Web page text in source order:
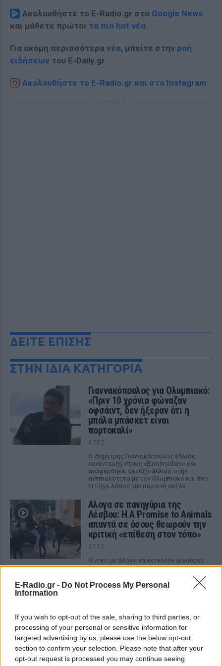
E-Radio.gr - Do Not Process My Personal
Information
If you wish to opt-out of the sale, sharing to third parties, or
processing of your personal or sensitive information for
targeted advertising by us, please use the below opt-out
section to confirm your selection. Please note that after your
opt-out request is processed you may continue seeing
Ακολουθήστε το E-Radio.gr στο Google News
και μάθετε πρώτοι τα πιο hot νέα.
Για ακόμη περισσότερα νέα, μπείτε στην ροή
ειδήσεων του E-Daily.gr
Ακολουθήστε το E-Radio.gr και στο Instagram
ΔΕΙΤΕ ΕΠΙΣΗΣ
ΣΤΗΝ ΙΔΙΑ ΚΑΤΗΓΟΡΙΑ
Γιαννακόπουλος για Ολυμπιακό:
«Πριν 10 χρόνια φώναζαν
οφσάιντ, δεν ήξεραν ότι η
μπάλα μπάσκετ είναι
πορτοκαλί»
ΧΤΕΣ
Ο Δημήτρης Γιαννακόπουλος έδωσε
συνέντευξη στους «EuroInsiders» και
αναφέρθηκε, μεταξύ άλλων, στην
αντιπαλότητα με τον Ολυμπιακό και στο
τι πήγε λάθος την περσινή σεζόν
Αλογα σε πανηγύρια της
Λέσβου: Η A Promise to Animals
απαντά σε όσους θεωρούν την
κριτική «επίθεση στον τόπο»
ΧΤΕΣ
Βίντεο με άλογα να εκτελούν φιγούρες
δίπλα σε σπασμένα μπουκάλια
πυροδότησαν έντονη αντιπαράθεση στα
μέσα κοινωνικής δικτύωσης
Καλογερόπουλος
Από τη «Λούφα και Παραλλαγή» και το
«Ρεμπέτικο» έως το «Μάθε παιδί μου
γράμματα» και το τηλεοπτικό